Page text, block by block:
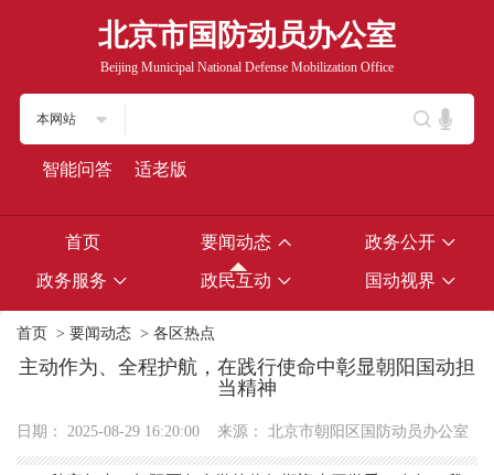
北京市国防动员办公室
Beijing Municipal National Defense Mobilization Office
本网站
智能问答 适老版
首页 要闻动态 政务公开
政务服务 政民互动 国动视界
首页 > 要闻动态 > 各区热点
主动作为、全程护航，在践行使命中彰显朝阳国动担
当精神
日期： 2025-08-29 16:20:00 来源： 北京市朝阳区国防动员办公室